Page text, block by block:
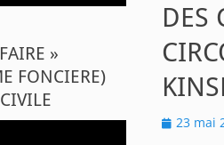
DES
Posted
23 mai
»
FONCIERE)